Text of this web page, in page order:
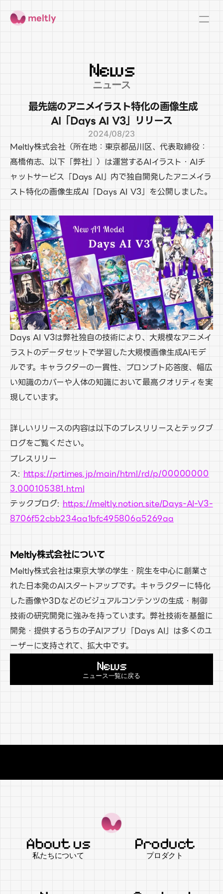
News
ニュース
AI「Days AI V3」リリース
2024/08/23
Meltly株式会社（所在地：東京都品川区、代表取締役：
髙橋侑志、以下「弊社」）は運営するAIイラスト・AIチ
ャットサービス「Days AI」内で独自開発したアニメイラ
スト特化の画像生成AI「Days AI V3」を公開しました。
Days AI V3は弊社独自の技術により、大規模なアニメイ
ラストのデータセットで学習した大規模画像生成AIモデ
ルです。キャラクターの一貫性、プロンプト応答度、幅広
い知識のカバーや人体の知識において最高クオリティを実
現しています。
詳しいリリースの内容は以下のプレスリリースとテックブ
ログをご覧ください。
プレスリリー
ス: https://prtimes.jp/main/html/rd/p/00000000
3.000105381.html
テックブログ: https://meltly.notion.site/Days-AI-V3-
8706f52cbb234aa1bfc495806a5269aa
Meltly株式会社について
Meltly株式会社は東京大学の学生・院生を中心に創業さ
れた日本発のAIスタートアップです。キャラクターに特化
した画像や3Dなどのビジュアルコンテンツの生成・制御
技術の研究開発に強みを持っています。弊社技術を基盤に
開発・提供するうちの子AIアプリ「Days AI」は多くのユ
ーザーに支持されて、拡大中です。
News
ニュース一覧に戻る
About us
私たちについて
Product
プロダクト
meltly